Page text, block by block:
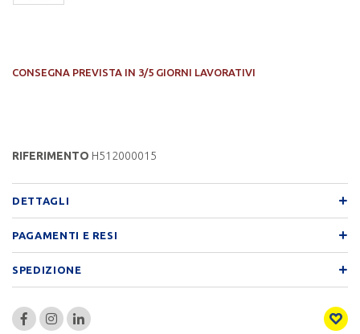
CONSEGNA PREVISTA IN 3/5 GIORNI LAVORATIVI
RIFERIMENTO H512000015
DETTAGLI
PAGAMENTI E RESI
SPEDIZIONE